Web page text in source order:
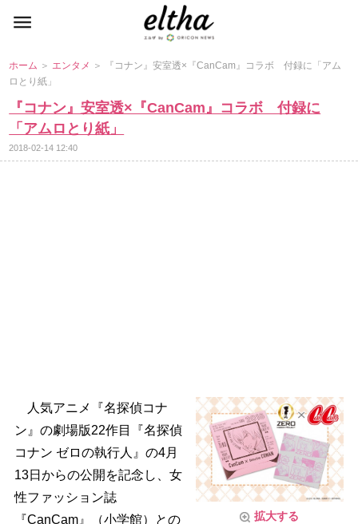
ホーム ＞ エンタメ ＞ 『コナン』安室透×『CanCam』コラボ 付録に「アム
ロとり紙」
『コナン』安室透×『CanCam』コラボ 付録に
「アムロとり紙」
2018-02-14 12:40
拡大する
人気アニメ『名探偵コナ
ン』の劇場版22作目『名探偵
コナン ゼロの執行人』の4月
13日からの公開を記念し、女
性ファッション誌
『CanCam』（小学館）との